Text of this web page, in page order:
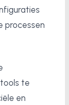
processen
te
en